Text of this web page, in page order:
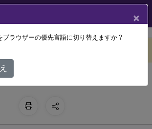
最新リリース XenMobile Server
10.16 Rolling Patch
リースノート
×
ブラウザーの優先言語に切り替えますか ?